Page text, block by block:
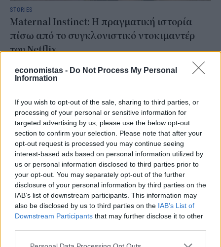
economistas - Do Not Process My Personal
Information
If you wish to opt-out of the sale, sharing to third parties, or
processing of your personal or sensitive information for
targeted advertising by us, please use the below opt-out
section to confirm your selection. Please note that after your
opt-out request is processed you may continue seeing
interest-based ads based on personal information utilized by
us or personal information disclosed to third parties prior to
your opt-out. You may separately opt-out of the further
disclosure of your personal information by third parties on the
IAB’s list of downstream participants. This information may
also be disclosed by us to third parties on the IAB’s List of
Downstream Participants that may further disclose it to other
STORIES
Maternal Instinct: Η πραγματική ιστορία
πίσω από το συγκλονιστικό ντοκιμαντέρ
του Netflix
Το ντοκιμαντέρ Maternal Instinct (Μητρικό Ένστικτο) του Netflix
εξιστορεί μια από τις πιο ανατριχιαστικές εγκληματικές υποθέσεις
στις ΗΠΑ: τη δολοφονία της 21χρονης εγκύου Reagan Simmons-
να κλέψει το αγέννητο μωρό της.
NEWSROOM/19 Ιουν 2026